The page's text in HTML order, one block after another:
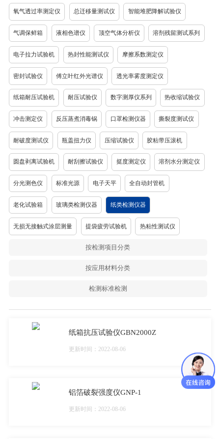
氧气透过率测定仪 总迁移量测试仪 智能堆肥降解试验仪
气调保鲜箱 液相色谱仪 顶空气体分析仪 溶剂残留测试系列
电子拉力试验机 热封性能测试仪 摩擦系数测定仪
密封试验仪 傅立叶红外光谱仪 透光率雾度测定仪
纸箱耐压试验机 耐压试验仪 数字测厚仪系列 热收缩试验仪
冲击测定仪 反压蒸煮消毒锅 口罩检测仪器 撕裂度测试仪
耐破度测试仪 瓶盖扭力仪 压缩试验仪 胶粘带压滚机
圆盘剥离试验机 耐刮擦试验仪 挺度测定仪 溶剂水分测定仪
分光测色仪 标准光源 电子天平 全自动封管机
老化试验箱 玻璃类检测仪器 纸类检测仪器
无损无接触式涂层测量 提袋疲劳试验机 热粘性测试仪
按检测项目分类
按应用材料分类
检测标准检测
纸箱抗压试验仪GBN2000Z
更新时间：2022-08-06
铝箔破裂强度仪GNP-1
更新时间：2022-08-06